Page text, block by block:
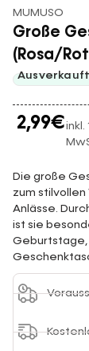
MUMUSO
Große
(Rosa/
2,99€inkl.
Die große
zum
Anlässe.
ist sie
Geburtstage,